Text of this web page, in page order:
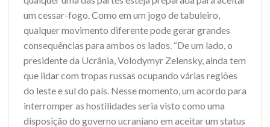
um cessar-fogo. Como em um jogo de tabuleiro,
qualquer movimento diferente pode gerar grandes
consequências para ambos os lados. “De um lado, o
presidente da Ucrânia, Volodymyr Zelensky, ainda tem
que lidar com tropas russas ocupando várias regiões
do leste e sul do país. Nesse momento, um acordo para
interromper as hostilidades seria visto como uma
disposição do governo ucraniano em aceitar um status